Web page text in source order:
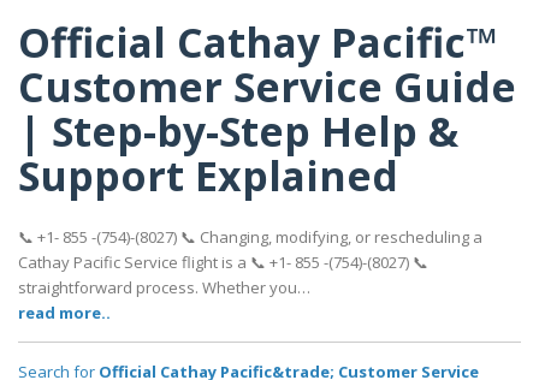
Official Cathay Pacific™
Customer Service Guide
| Step-by-Step Help &
Support Explained
📞 +1- 855 -(754)-(8027) 📞 Changing, modifying, or rescheduling a
Cathay Pacific Service flight is a 📞 +1- 855 -(754)-(8027) 📞
straightforward process. Whether you…
read more..
Search for Official Cathay Pacific&trade; Customer Service